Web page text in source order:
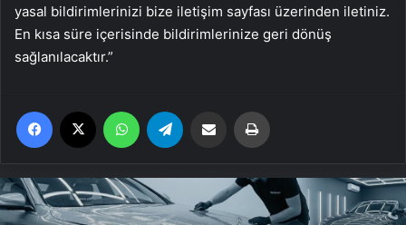
yasal bildirimlerinizi bize iletişim sayfası üzerinden iletiniz.
En kısa süre içerisinde bildirimlerinize geri dönüş
sağlanılacaktır.”
Facebook WhatsApp Email'den paylaş